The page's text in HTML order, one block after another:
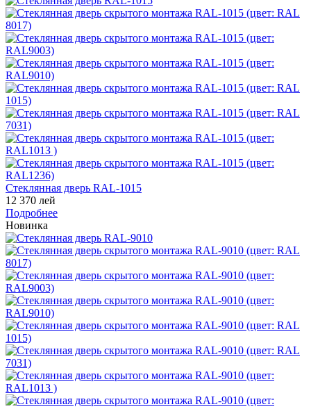
Стеклянная дверь RAL-1015
12 370 лей
Подробнее
Новинка